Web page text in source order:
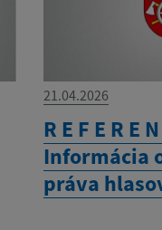
21.04.2026
R E F E R E
Informácia
práva